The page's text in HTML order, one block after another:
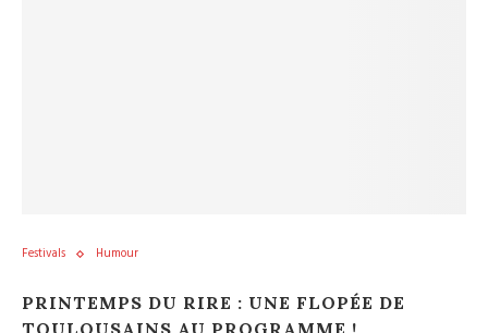
Festivals Humour
PRINTEMPS DU RIRE : UNE FLOPÉE DE
TOULOUSAINS AU PROGRAMME !